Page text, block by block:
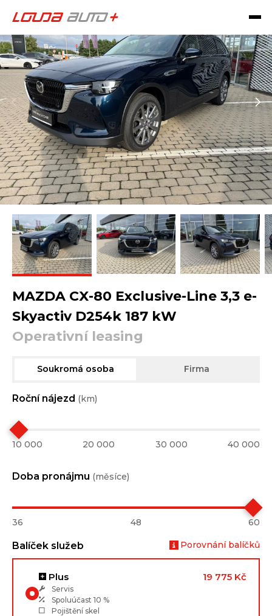
MAZDA CX-80 Exclusive-Line 3,3 e-
Skyactiv D254k 187 kW
Operativní leasing
Soukromá osoba Firma
Roční nájezd (km)
10 000 20 000 30 000 40 000
Doba pronájmu (měsíce)
36 48 60
Balíček služeb Porovnání balíčků
Plus 19 775 Kč
Servis
Spoluúčast 10 %
Pojištění skel